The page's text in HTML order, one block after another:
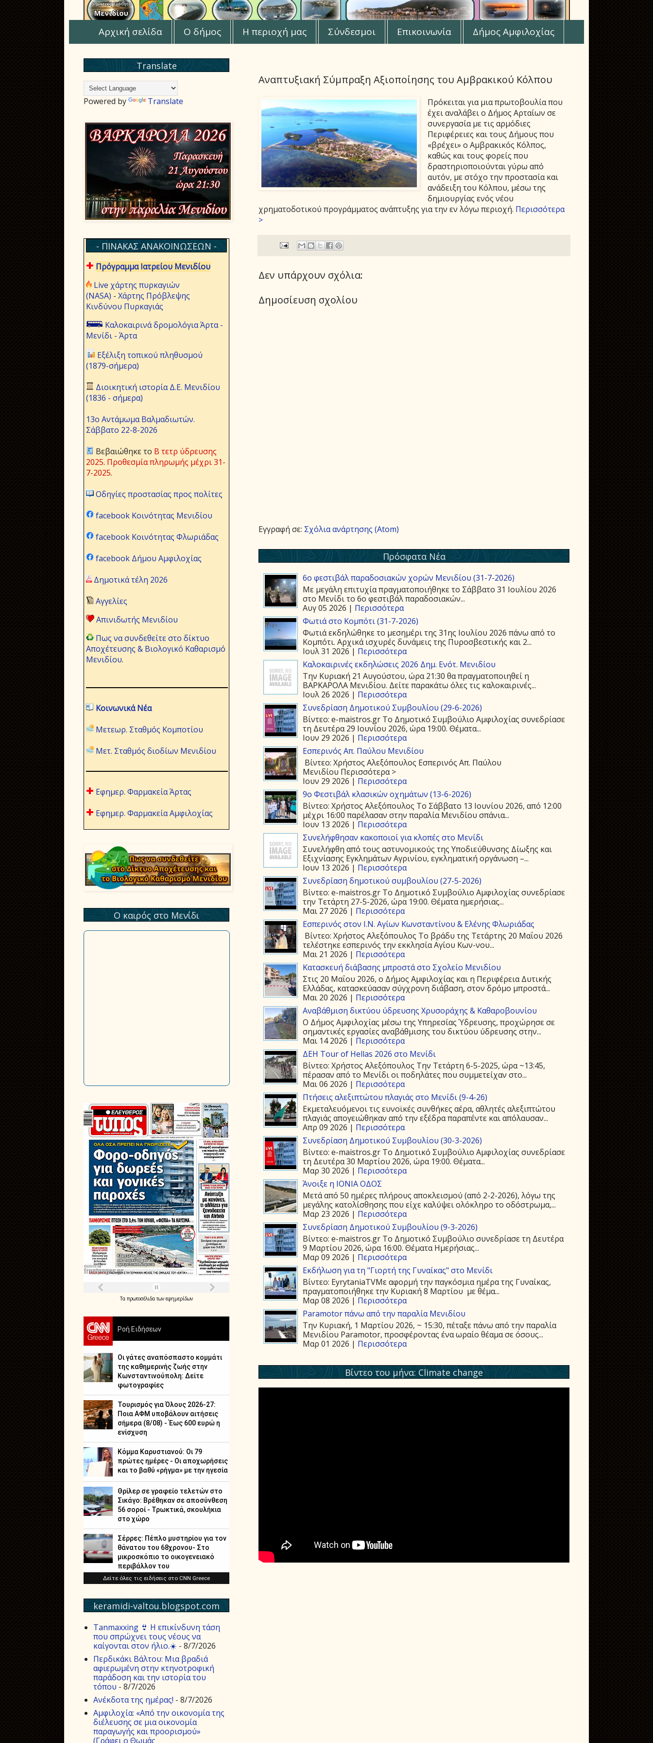
Αρχική σελίδα Ο δήμος Η περιοχή μας Σύνδεσμοι Επικοινωνία Δήμος Αμφιλοχίας
Αναπτυξιακή Σύμπραξη Αξιοποίησης του Αμβρακικού Κόλπου
Πρόκειται για μια πρωτοβουλία που
έχει αναλάβει ο Δήμος Αρταίων σε
συνεργασία με τις αρμόδιες
Περιφέρειες και τους Δήμους που
«βρέχει» ο Αμβρακικός Κόλπος,
καθώς και τους φορείς που
δραστηριοποιούνται γύρω από
αυτόν, με στόχο την προστασία και
ανάδειξη του Κόλπου, μέσω της
δημιουργίας ενός νέου
χρηματοδοτικού προγράμματος ανάπτυξης για την εν λόγω περιοχή. Περισσότερα
>
Δεν υπάρχουν σχόλια:
Δημοσίευση σχολίου
Εγγραφή σε: Σχόλια ανάρτησης (Atom)
Πρόσφατα Νέα
6ο φεστιβάλ παραδοσιακών χορών Μενιδίου (31-7-2026)
Με μεγάλη επιτυχία πραγματοποιήθηκε το Σάββατο 31 Ιουλίου 2026
στο Μενίδι το 6ο φεστιβάλ παραδοσιακών...
Αυγ 05 2026 | Περισσότερα
Φωτιά στο Κομπότι (31-7-2026)
Φωτιά εκδηλώθηκε το μεσημέρι της 31ης Ιουλίου 2026 πάνω από το
Κομπότι. Αρχικά ισχυρές δυνάμεις της Πυροσβεστικής και 2...
Ιουλ 31 2026 | Περισσότερα
Καλοκαιρινές εκδηλώσεις 2026 Δημ. Ενότ. Μενιδίου
Την Κυριακή 21 Αυγούστου, ώρα 21:30 θα πραγματοποιηθεί η
ΒΑΡΚΑΡΟΛΑ Μενιδίου. Δείτε παρακάτω όλες τις καλοκαιρινές...
Ιουλ 26 2026 | Περισσότερα
Συνεδρίαση Δημοτικού Συμβουλίου (29-6-2026)
Βίντεο: e-maistros.gr Το Δημοτικό Συμβούλιο Αμφιλοχίας συνεδρίασε
τη Δευτέρα 29 Ιουνίου 2026, ώρα 19:00. Θέματα...
Ιουν 29 2026 | Περισσότερα
Εσπερινός Απ. Παύλου Μενιδίου
Βίντεο: Χρήστος Αλεξόπουλος Εσπερινός Απ. Παύλου
Μενιδίου Περισσότερα >
Ιουν 29 2026 | Περισσότερα
9ο Φεστιβάλ κλασικών οχημάτων (13-6-2026)
Βίντεο: Χρήστος Αλεξόπουλος Το Σάββατο 13 Ιουνίου 2026, από 12:00
μέχρι 16:00 παρέλασαν στην παραλία Μενιδίου σπάνια...
Ιουν 13 2026 | Περισσότερα
Συνελήφθησαν κακοποιοί για κλοπές στο Μενίδι
Συνελήφθη από τους αστυνομικούς της Υποδιεύθυνσης Δίωξης και
Εξιχνίασης Εγκλημάτων Αγρινίου, εγκληματική οργάνωση –...
Ιουν 13 2026 | Περισσότερα
Συνεδρίαση δημοτικού συμβουλίου (27-5-2026)
Βίντεο: e-maistros.gr Το Δημοτικό Συμβούλιο Αμφιλοχίας συνεδρίασε
την Τετάρτη 27-5-2026, ώρα 19:00. Θέματα ημερήσιας...
Μαι 27 2026 | Περισσότερα
Εσπερινός στον Ι.Ν. Αγίων Κωνσταντίνου & Ελένης Φλωριάδας
Βίντεο: Χρήστος Αλεξόπουλος Το βράδυ της Τετάρτης 20 Μαΐου 2026
τελέστηκε εσπερινός την εκκλησία Αγίου Kων-νου...
Μαι 21 2026 | Περισσότερα
Κατασκευή διάβασης μπροστά στο Σχολείο Μενιδίου
Στις 20 Μαΐου 2026, ο Δήμος Αμφιλοχίας και η Περιφέρεια Δυτικής
Ελλάδας, κατασκεύασαν σύγχρονη διάβαση, στον δρόμο μπροστά...
Μαι 20 2026 | Περισσότερα
Αναβάθμιση δικτύου ύδρευσης Χρυσοράχης & Καθαροβουνίου
Ο Δήμος Αμφιλοχίας μέσω της Υπηρεσίας Ύδρευσης, προχώρησε σε
σημαντικές εργασίες αναβάθμισης του δικτύου ύδρευσης στην...
Μαι 14 2026 | Περισσότερα
ΔΕΗ Tour of Hellas 2026 στο Μενίδι
Βίντεο: Χρήστος Αλεξόπουλος Την Τετάρτη 6-5-2025, ώρα ~13:45,
πέρασαν από το Μενίδι οι ποδηλάτες που συμμετείχαν στο...
Μαι 06 2026 | Περισσότερα
Πτήσεις αλεξιπτώτου πλαγιάς στο Μενίδι (9-4-26)
Εκμεταλευόμενοι τις ευνοϊκές συνθήκες αέρα, αθλητές αλεξιπτώτου
πλαγιάς απογειώθηκαν από την εξέδρα παραπέντε και απόλαυσαν...
Απρ 09 2026 | Περισσότερα
Συνεδρίαση Δημοτικού Συμβουλίου (30-3-2026)
Βίντεο: e-maistros.gr Το Δημοτικό Συμβούλιο Αμφιλοχίας συνεδρίασε
τη Δευτέρα 30 Μαρτίου 2026, ώρα 19:00. Θέματα...
Μαρ 30 2026 | Περισσότερα
Άνοιξε η ΙΟΝΙΑ ΟΔΟΣ
Μετά από 50 ημέρες πλήρους αποκλεισμού (από 2-2-2026), λόγω της
μεγάλης κατολίσθησης που είχε καλύψει ολόκληρο το οδόστρωμα,...
Μαρ 23 2026 | Περισσότερα
Συνεδρίαση Δημοτικού Συμβουλίου (9-3-2026)
Βίντεο: e-maistros.gr Το Δημοτικό Συμβούλιο συνεδρίασε τη Δευτέρα
9 Μαρτίου 2026, ώρα 16:00. Θέματα Ημερήσιας...
Μαρ 09 2026 | Περισσότερα
Εκδήλωση για τη "Γιορτή της Γυναίκας" στο Μενίδι
Βίντεο: EyrytaniaTVΜε αφορμή την παγκόσμια ημέρα της Γυναίκας,
πραγματοποιήθηκε την Κυριακή 8 Μαρτίου με θέμα...
Μαρ 08 2026 | Περισσότερα
Paramotor πάνω από την παραλία Μενιδίου
Την Κυριακή, 1 Μαρτίου 2026, ~ 15:30, πέταξε πάνω από την παραλία
Μενιδίου Paramotor, προσφέροντας ένα ωραίο θέαμα σε όσους...
Μαρ 01 2026 | Περισσότερα
Βίντεο του μήνα: Climate change
Translate
Powered by Translate
- ΠΙΝΑΚΑΣ ΑΝΑΚΟΙΝΩΣΕΩΝ -
Πρόγραμμα Ιατρείου Μενιδίου
Live χάρτης πυρκαγιών
(NASA) - Χάρτης Πρόβλεψης
Κινδύνου Πυρκαγιάς
Καλοκαιρινά δρομολόγια Άρτα -
Μενίδι - Άρτα
Εξέλιξη τοπικού πληθυσμού
(1879-σήμερα)
Διοικητική ιστορία Δ.Ε. Μενιδίου
(1836 - σήμερα)
13ο Αντάμωμα Βαλμαδιωτών.
Σάββατο 22-8-2026
Βεβαιώθηκε το Β τετρ ύδρευσης
2025. Προθεσμία πληρωμής μέχρι 31-
7-2025.
Οδηγίες προστασίας προς πολίτες
facebook Κοινότητας Μενιδίου
facebook Κοινότητας Φλωριάδας
facebook Δήμου Αμφιλοχίας
Δημοτικά τέλη 2026
Αγγελίες
Απινιδωτής Μενιδίου
Πως να συνδεθείτε στο δίκτυο
Αποχέτευσης & Βιολογικό Καθαρισμό
Μενιδίου.
Κοινωνικά Νέα
Μετεωρ. Σταθμός Κομποτίου
Μετ. Σταθμός διοδίων Μενιδίου
Εφημερ. Φαρμακεία Άρτας
Εφημερ. Φαρμακεία Αμφιλοχίας
Ο καιρός στο Μενίδι
Τα πρωτοσέλιδατων εφημερίδων
keramidi-valtou.blogspot.com
Tanmaxxing 👙 Η επικίνδυνη τάση
που σπρώχνει τους νέους να
καίγονται στον ήλιο.☀️ - 8/7/2026
Περδικάκι Βάλτου: Μια βραδιά
αφιερωμένη στην κτηνοτροφική
παράδοση και την ιστορία του
τόπου - 8/7/2026
Aνέκδοτα της ημέρας! - 8/7/2026
Αμφιλοχία: «Από την οικονομία της
διέλευσης σε μια οικονομία
παραγωγής και προορισμού»
(Γράφει ο Θωμάς